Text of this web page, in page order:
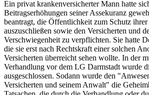
Ein privat krankenversicherter Mann hatte
Beitragserhöhungen seiner Assekuranz
beantragt, die Öffentlichkeit zum Schutz ihrer
auszuschließen sowie den Versicherten und
Verschwiegenheit zu verpflichten. Sie hatte
die sie erst nach Rechtskraft einer solchen
Versicherten überreicht sehen wollte. In der
Verhandlung vor dem LG Darmstadt wurde
ausgeschlossen. Sodann wurde den
Versicherten und seinem Anwalt" die